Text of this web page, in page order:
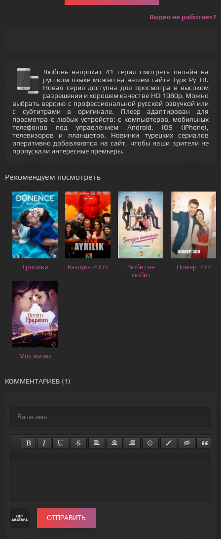
Видео не работает?
Любовь напрокат 41 серия смотреть онлайн на
русском языке можно на нашем сайте Турк Ру ТВ.
Новая серия доступна для просмотра в высоком
разрешении и хорошем качестве HD 1080p. Можно
выбрать версию с профессиональной русской озвучкой или
с субтитрами в оригинале. Плеер адаптирован для
просмотра с любых устройств: с компьютеров, мобильных
телефонов под управлением Android, IOS (iPhone),
телевизоров и планшетов. Новинки турецких сериалов
оперативно добавляются на сайт, чтобы наши зрители не
пропускали интересные премьеры.
Рекомендуем посмотреть
Тропики Разлука 2009
Любит не
любит
Номер 309
Моя жизнь
КОММЕНТАРИЕВ (1)
ОТПРАВИТЬ